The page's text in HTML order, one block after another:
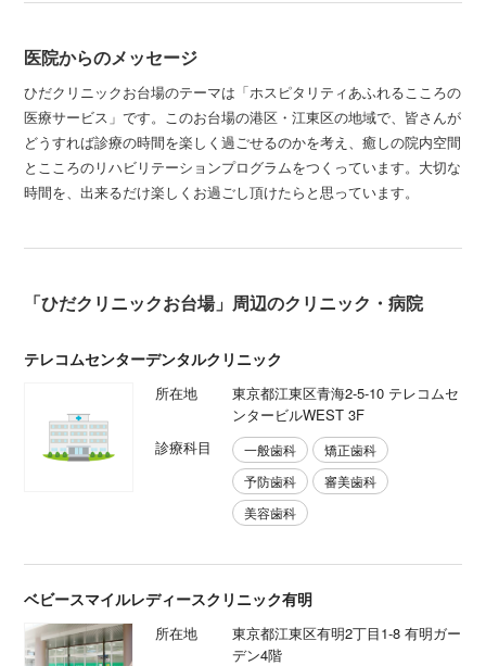
医院からのメッセージ
ひだクリニックお台場のテーマは「ホスピタリティあふれるこころの
医療サービス」です。このお台場の港区・江東区の地域で、皆さんが
どうすれば診療の時間を楽しく過ごせるのかを考え、癒しの院内空間
とこころのリハビリテーションプログラムをつくっています。大切な
時間を、出来るだけ楽しくお過ごし頂けたらと思っています。
「ひだクリニックお台場」周辺のクリニック・病院
テレコムセンターデンタルクリニック
所在地
東京都江東区青海2-5-10 テレコムセ
ンタービルWEST 3F
診療科目
一般歯科
矯正歯科
予防歯科
審美歯科
美容歯科
ベビースマイルレディースクリニック有明
所在地
東京都江東区有明2丁目1-8 有明ガー
デン4階